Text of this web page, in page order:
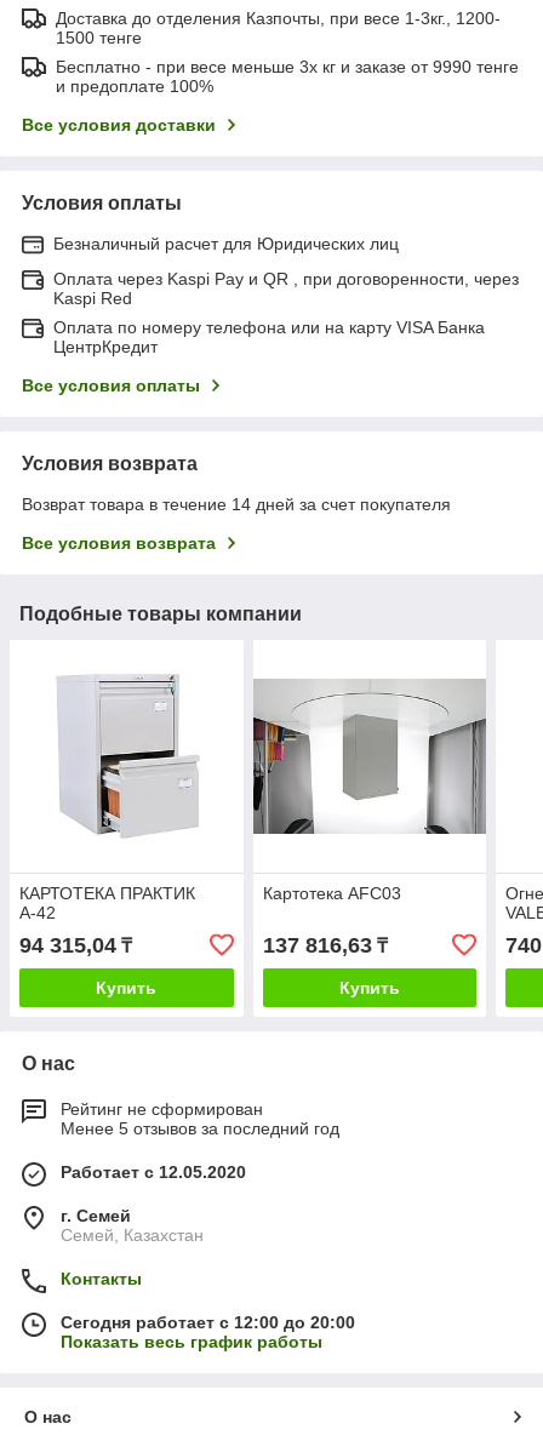
Доставка до отделения Казпочты, при весе 1-3кг., 1200-
1500 тенге
Бесплатно - при весе меньше 3х кг и заказе от 9990 тенге
и предоплате 100%
Все условия доставки
Условия оплаты
Безналичный расчет для Юридических лиц
Оплата через Kaspi Pay и QR , при договоренности, через
Kaspi Red
Оплата по номеру телефона или на карту VISA Банка
ЦентрКредит
Все условия оплаты
Условия возврата
Возврат товара в течение 14 дней за счет покупателя
Все условия возврата
Подобные товары компании
КАРТОТЕКА ПРАКТИК
А-42
94 315,04 ₸
Купить
Картотека AFC03
137 816,63₸
Купить
О нас
Рейтинг не сформирован
Менее 5 отзывов за последний год
Работает с 12.05.2020
г. Семей
Семей, Казахстан
Контакты
Сегодня работает с 12:00 до 20:00
Показать весь график работы
О нас